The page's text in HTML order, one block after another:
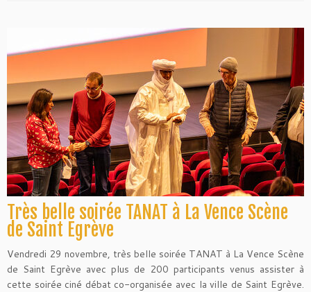
Très belle soirée TANAT à La Vence Scène
de Saint Egrève
Vendredi 29 novembre, très belle soirée TANAT à La Vence Scène
de Saint Egrève avec plus de 200 participants venus assister à
cette soirée ciné débat co-organisée avec la ville de Saint Egrève.